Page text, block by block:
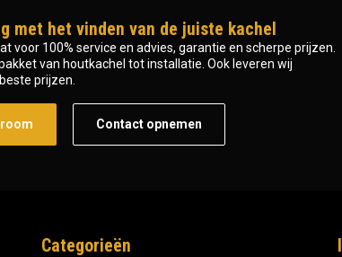
met het vinden van de juiste kachel
voor 100% service en advies, garantie en scherpe prijzen.
van houtkachel tot installatie. Ook leveren wij
prijzen.
Contact opnemen
Categorieën